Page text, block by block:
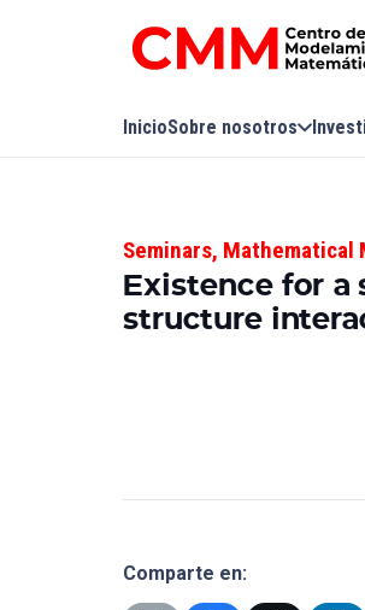
InicioSobre nosotros
Seminars, Mathematical
Existence for a
structure
Comparte en: